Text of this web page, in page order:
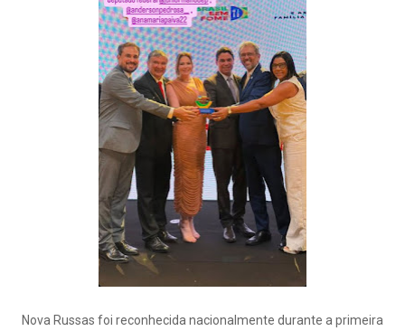
Nova Russas foi reconhecida nacionalmente durante a primeira